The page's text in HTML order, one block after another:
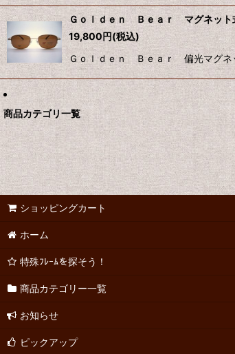
Ｇｏｌｄｅｎ Ｂｅａｒ マグネッ
19,800円(税込)
Ｇｏｌｄｅｎ Ｂｅａｒ 偏光マグネ
商品カテゴリ一覧
ショッピングカート
ホーム
特殊ﾌﾚｰﾑを探そう！
商品カテゴリー一覧
お知らせ
ピックアップ